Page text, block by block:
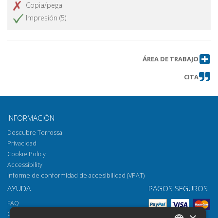
Copia/pega
Impresión (5)
ÁREA DE TRABAJO
CITA
INFORMACIÓN
Descubre Torrossa
Privacidad
Cookie Policy
Accessibility
Informe de conformidad de accesibilidad (VPAT)
AYUDA
FAQ
Cómo abrir los archivos
PAGOS SEGUROS